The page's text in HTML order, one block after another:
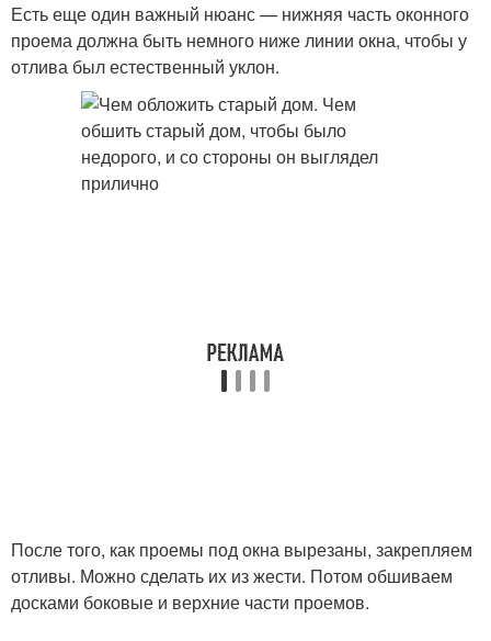
Есть еще один важный нюанс — нижняя часть оконного
проема должна быть немного ниже линии окна, чтобы у
отлива был естественный уклон.
После того, как проемы под окна вырезаны, закрепляем
отливы. Можно сделать их из жести. Потом обшиваем
досками боковые и верхние части проемов.